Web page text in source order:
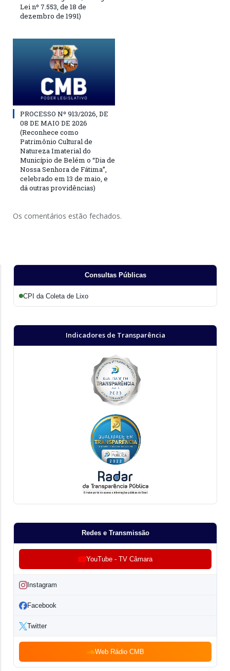
Lei nº 7.553, de 18 de
dezembro de 1991)
PROCESSO Nº 913/2026, DE
08 DE MAIO DE 2026
(Reconhece como
Patrimônio Cultural de
Natureza Imaterial do
Município de Belém o “Dia de
Nossa Senhora de Fátima”,
celebrado em 13 de maio, e
dá outras providências)
Os comentários estão fechados.
Consultas Públicas
CPI da Coleta de Lixo
Indicadores de Transparência
Redes e Transmissão
YouTube - TV Câmara
Instagram
Facebook
Twitter
Web Rádio CMB